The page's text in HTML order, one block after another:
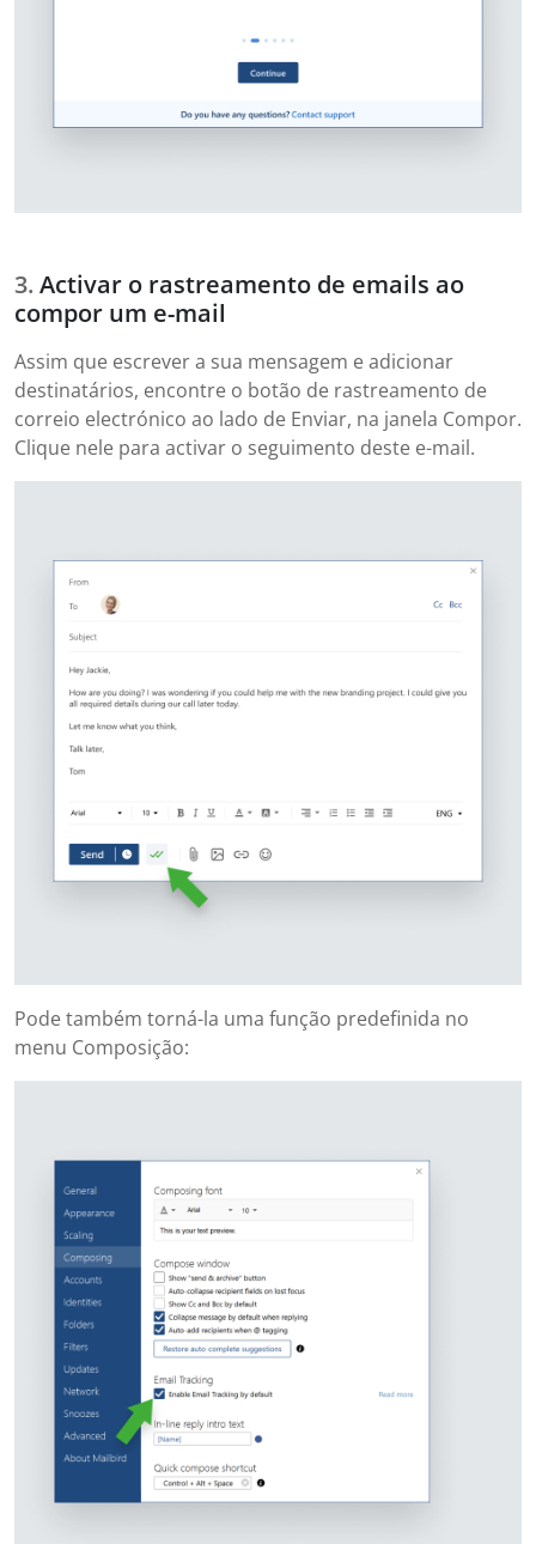
Activar o rastreamento de emails ao
compor um e-mail
Assim que escrever a sua mensagem e adicionar
destinatários, encontre o botão de rastreamento de
correio electrónico ao lado de Enviar, na janela Compor.
Clique nele para activar o seguimento deste e-mail.
Pode também torná-la uma função predefinida no
menu Composição: